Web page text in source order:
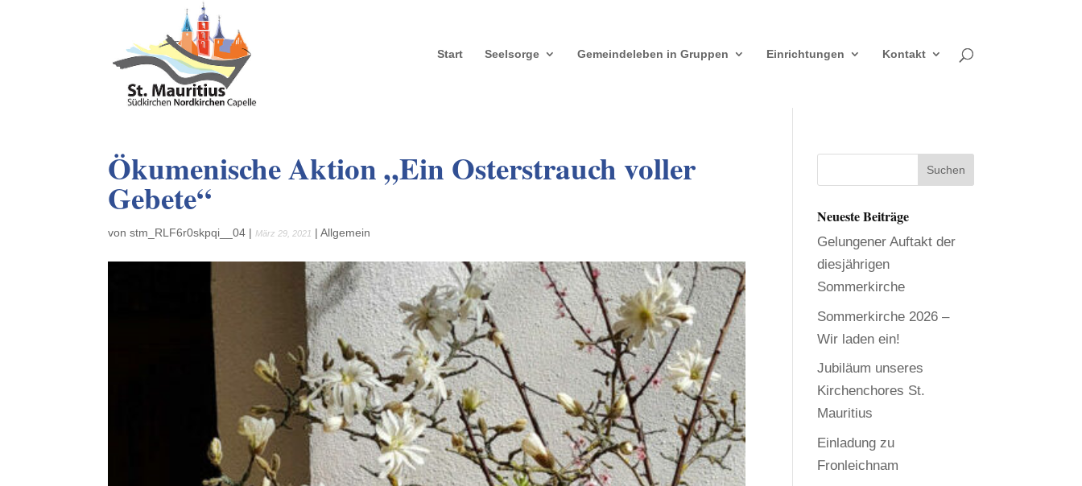
Start Seelsorge Gemeindeleben in Gruppen Einrichtungen Kontakt
Ökumenische Aktion „Ein Osterstrauch voller
Gebete“
vonstm_RLF6r0skpqi__04 | März 29, 2021 |Allgemein
Neueste Beiträge
Gelungener Auftakt der
diesjährigen
Sommerkirche
Sommerkirche 2026 –
Wir laden ein!
Jubiläum unseres
Kirchenchores St.
Mauritius
Einladung zu
Fronleichnam